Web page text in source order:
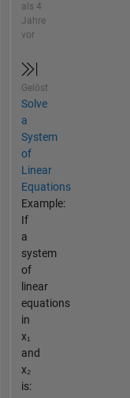
als 4
Jahre
vor
Gelöst
Solve
a
System
of
Linear
Equations
Example:
If
a
system
of
linear
equations
in
x₁
and
x₂
is: